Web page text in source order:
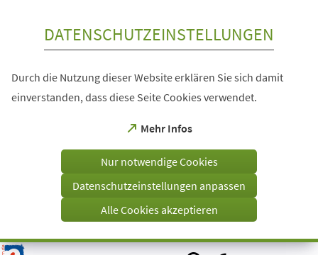
Visuelle
DATENSCHUTZEINSTELLUNGEN
Durch die Nutzung dieser Website erklären Sie sich damit
einverstanden, dass diese Seite Cookies verwendet.
Mehr Infos
(Öffnet
einem
Tab)
Nur notwendige Cookies
Datenschutzeinstellungen anpassen
Alle Cookies akzeptieren